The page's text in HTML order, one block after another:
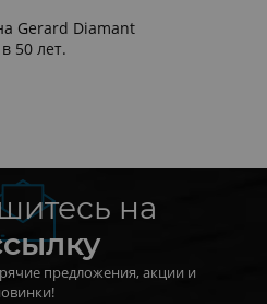
Gerard Diamant
50 лет.
на
предложения, акции и